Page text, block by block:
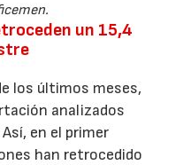
un 15,4
los últimos meses,
analizados
en el primer
han retrocedido